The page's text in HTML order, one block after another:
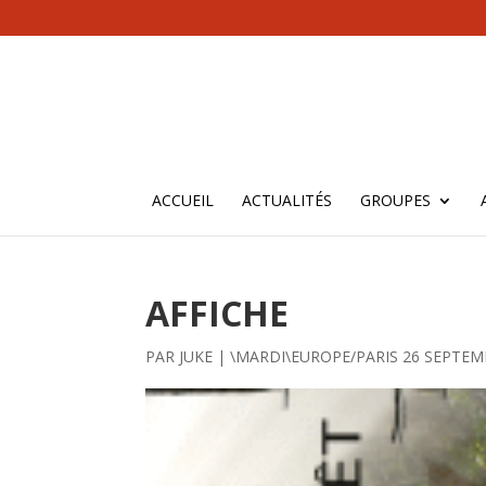
ACCUEIL ACTUALITÉS GROUPES
AFFICHE
PAR JUKE |\MARDI\EUROPE/PARIS 26